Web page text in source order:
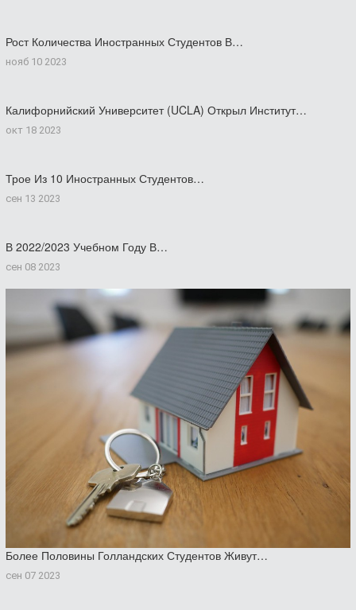
Рост Количества Иностранных Студентов В…
нояб 10 2023
Калифорнийский Университет (UCLA) Открыл Институт…
окт 18 2023
Трое Из 10 Иностранных Студентов…
сен 13 2023
В 2022/2023 Учебном Году В…
сен 08 2023
Более Половины Голландских Студентов Живут…
сен 07 2023